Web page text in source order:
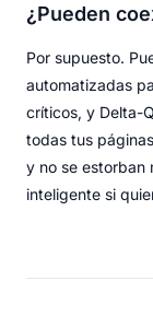
¿Pueden
Por supuesto.
automatizadas
críticos, y Delta-
todas tus
y no se estorban
inteligente si